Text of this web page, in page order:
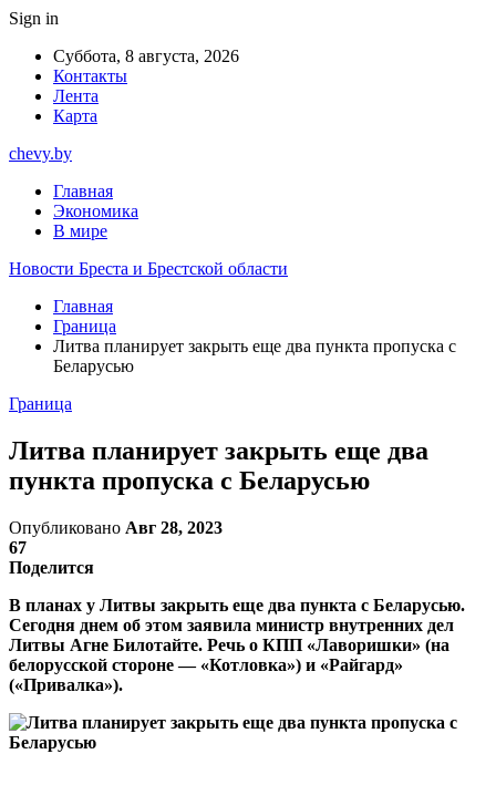
Sign in
Суббота, 8 августа, 2026
Контакты
Лента
Карта
chevy.by
Главная
Экономика
В мире
Новости Бреста и Брестской области
Главная
Граница
Литва планирует закрыть еще два пункта пропуска с
Беларусью
Граница
Литва планирует закрыть еще два
пункта пропуска с Беларусью
Опубликовано Авг 28, 2023
67
Поделится
В планах у Литвы закрыть еще два пункта с Беларусью.
Сегодня днем об этом заявила министр внутренних дел
Литвы Агне Билотайте. Речь о КПП «Лаворишки» (на
белорусской стороне — «Котловка») и «Райгард»
(«Привалка»).